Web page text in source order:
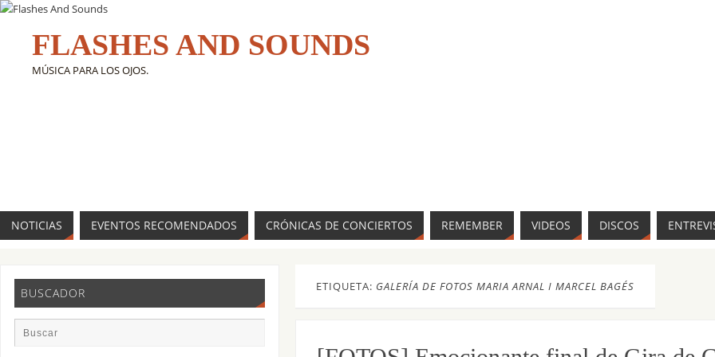
FLASHES AND SOUNDS
MÚSICA PARA LOS OJOS.
NOTICIAS EVENTOS RECOMENDADOS CRÓNICAS DE CONCIERTOS REMEMBER VIDEOS DISCOS
ETIQUETA: GALERÍA DE FOTOS MARIA ARNAL I MARCEL BAGÉS
BUSCADOR